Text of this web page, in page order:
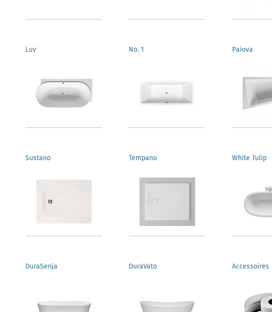
Luv No. 1 Paiova
Sustano Tempano White Tulip
DuraSenja DuraVato Accessoires